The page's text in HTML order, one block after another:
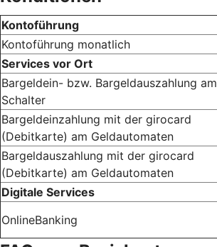
Kontoführung
Kontoführung monatlich
Services vor Ort
Bargeldein- bzw. Bargeldauszahlung am
Schalter
Bargeldeinzahlung mit der girocard
(Debitkarte) am Geldautomaten
Bargeldauszahlung mit der girocard
(Debitkarte) am Geldautomaten
Digitale Services
OnlineBanking